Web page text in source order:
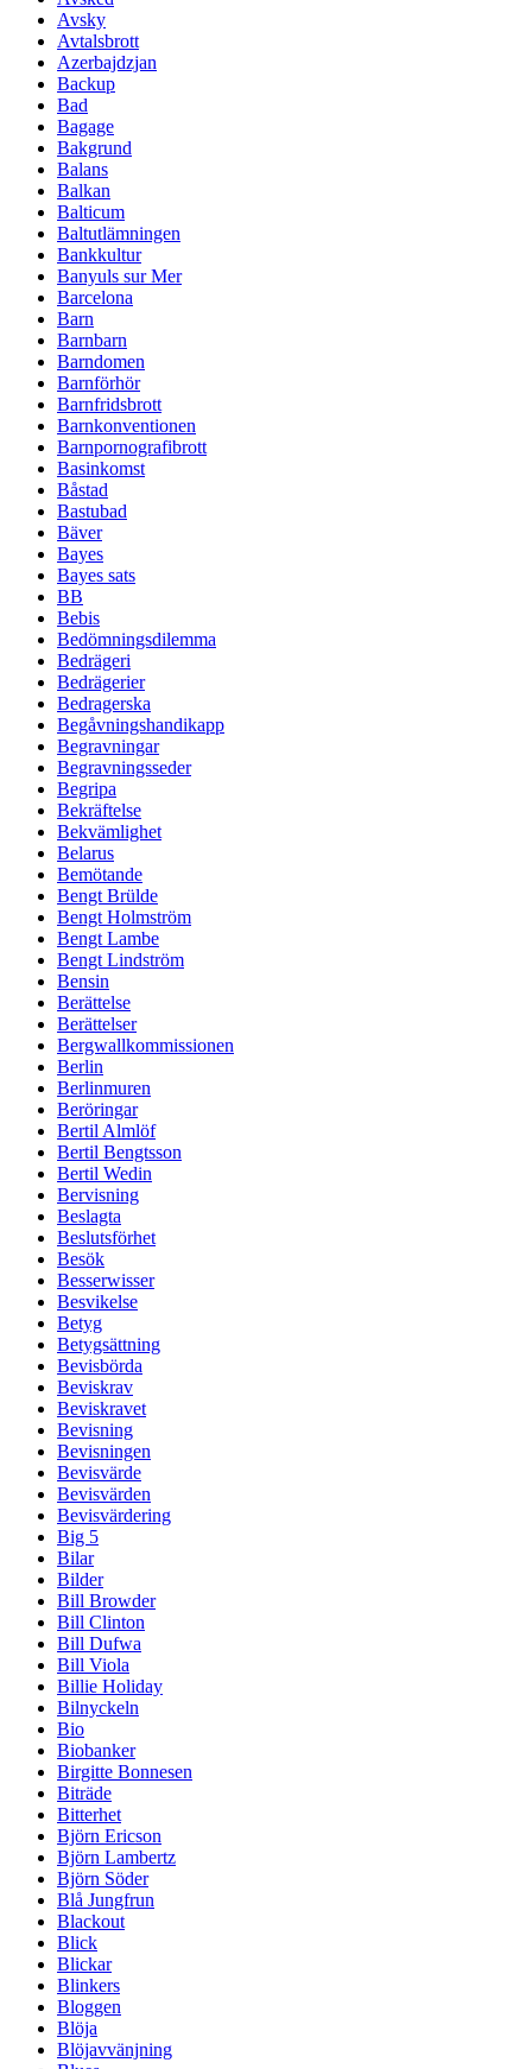
Avsky
Avtalsbrott
Azerbajdzjan
Backup
Bad
Bagage
Bakgrund
Balans
Balkan
Balticum
Baltutlämningen
Bankkultur
Banyuls sur Mer
Barcelona
Barn
Barnbarn
Barndomen
Barnförhör
Barnfridsbrott
Barnkonventionen
Barnpornografibrott
Basinkomst
Båstad
Bastubad
Bäver
Bayes
Bayes sats
BB
Bebis
Bedömningsdilemma
Bedrägeri
Bedrägerier
Bedragerska
Begåvningshandikapp
Begravningar
Begravningsseder
Begripa
Bekräftelse
Bekvämlighet
Belarus
Bemötande
Bengt Brülde
Bengt Holmström
Bengt Lambe
Bengt Lindström
Bensin
Berättelse
Berättelser
Bergwallkommissionen
Berlin
Berlinmuren
Beröringar
Bertil Almlöf
Bertil Bengtsson
Bertil Wedin
Bervisning
Beslagta
Beslutsförhet
Besök
Besserwisser
Besvikelse
Betyg
Betygsättning
Bevisbörda
Beviskrav
Beviskravet
Bevisning
Bevisningen
Bevisvärde
Bevisvärden
Bevisvärdering
Big 5
Bilar
Bilder
Bill Browder
Bill Clinton
Bill Dufwa
Bill Viola
Billie Holiday
Bilnyckeln
Bio
Biobanker
Birgitte Bonnesen
Biträde
Bitterhet
Björn Ericson
Björn Lambertz
Björn Söder
Blå Jungfrun
Blackout
Blick
Blickar
Blinkers
Bloggen
Blöja
Blöjavvänjning